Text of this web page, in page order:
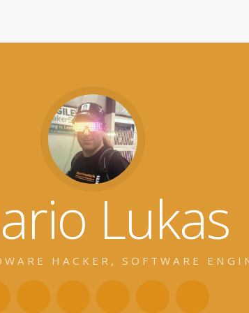
Lukas
HACKER, SOFTWARE